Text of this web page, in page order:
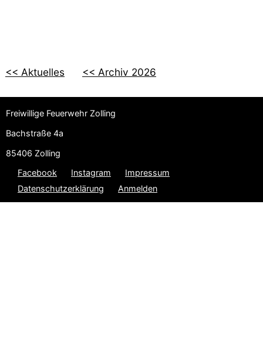
<< Aktuelles << Archiv 2026
Freiwillige Feuerwehr Zolling
Bachstraße 4a
85406 Zolling
Facebook
Instagram
Impressum
Datenschutzerklärung
Anmelden